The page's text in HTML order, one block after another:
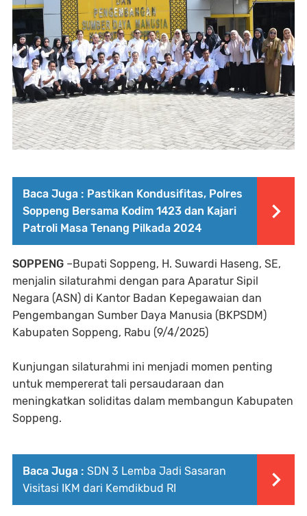
Baca Juga : Pastikan Kondusifitas, Polres
Soppeng Bersama Kodim 1423 dan Kajari
Patroli Masa Tenang Pilkada 2024
SOPPENG –Bupati Soppeng, H. Suwardi Haseng, SE,
menjalin silaturahmi dengan para Aparatur Sipil
Negara (ASN) di Kantor Badan Kepegawaian dan
Pengembangan Sumber Daya Manusia (BKPSDM)
Kabupaten Soppeng, Rabu (9/4/2025)
Kunjungan silaturahmi ini menjadi momen penting
untuk mempererat tali persaudaraan dan
meningkatkan soliditas dalam membangun Kabupaten
Soppeng.
Baca Juga : SDN 3 Lemba Jadi Sasaran
Visitasi IKM dari Kemdikbud RI